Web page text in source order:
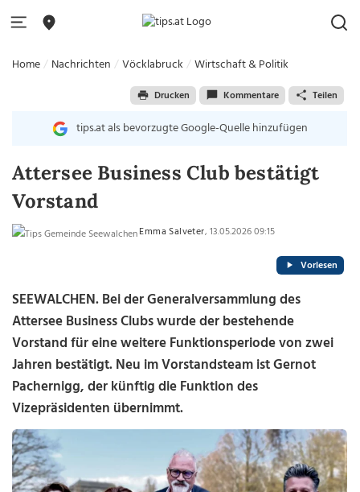
Home Nachrichten Vöcklabruck Wirtschaft & Politik
Drucken Kommentare Teilen
tips.at als bevorzugte Google-Quelle hinzufügen
Attersee Business Club bestätigt
Vorstand
Emma Salveter, 13.05.2026 09:15
Vorlesen
SEEWALCHEN. Bei der Generalversammlung des
Attersee Business Clubs wurde der bestehende
Vorstand für eine weitere Funktionsperiode von zwei
Jahren bestätigt. Neu im Vorstandsteam ist Gernot
Pachernigg, der künftig die Funktion des
Vizepräsidenten übernimmt.